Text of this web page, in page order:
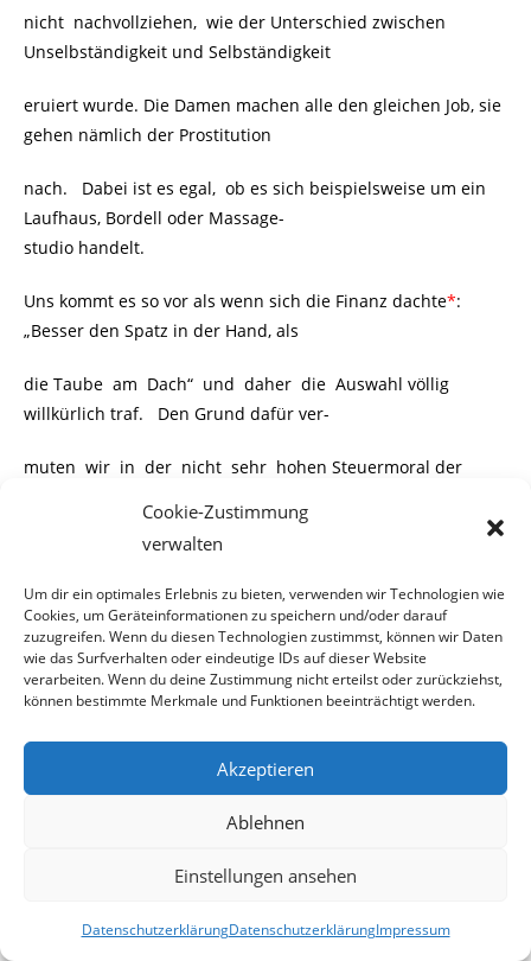
Cookie-Zustimmung
verwalten
Um dir ein optimales Erlebnis zu bieten, verwenden wir Technologien wie
Cookies, um Geräteinformationen zu speichern und/oder darauf
zuzugreifen. Wenn du diesen Technologien zustimmst, können wir Daten
wie das Surfverhalten oder eindeutige IDs auf dieser Website
verarbeiten. Wenn du deine Zustimmung nicht erteilst oder zurückziehst,
können bestimmte Merkmale und Funktionen beeinträchtigt werden.
Akzeptieren
Ablehnen
Einstellungen ansehen
DatenschutzerklärungDatenschutzerklärungImpressum
nicht nachvollziehen, wie der Unterschied zwischen
Unselbständigkeit und Selbständigkeit
eruiert wurde. Die Damen machen alle den gleichen Job, sie
gehen nämlich der Prostitution
nach. Dabei ist es egal, ob es sich beispielsweise um ein
Laufhaus, Bordell oder Massage-
studio handelt.
Uns kommt es so vor als wenn sich die Finanz dachte*:
„Besser den Spatz in der Hand, als
die Taube am Dach“ und daher die Auswahl völlig
willkürlich traf. Den Grund dafür ver-
muten wir in der nicht sehr hohen Steuermoral der
wenige Monate in Österreich und wandern dann weiter.
fällt, dass diese Damen ihre Steuern nicht entrichtet
haben, sind diese schon in irgend-
einer anderen europäischen Stadt.
Da ist es doch wesentlich einfacher den Betreiber eines
Etablissement in die Verantwortung
zu nehmen. Dieser ist nämlich verpflichtet, außer seinen
Absatz zitierte Sprichwort*zum